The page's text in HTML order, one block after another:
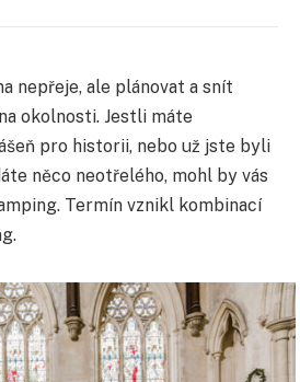
nepřeje, ale plánovat a snít
okolnosti. Jestli máte
pro historii, nebo už jste byli
něco neotřelého, mohl by vás
Termín vznikl kombinací